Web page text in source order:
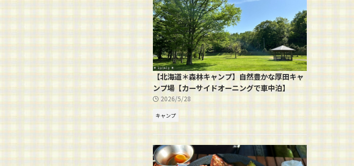
【北海道＊森林キャンプ】自然豊かな厚田キャ
ンプ場【カーサイドオーニングで車中泊】
2026/5/28
キャンプ